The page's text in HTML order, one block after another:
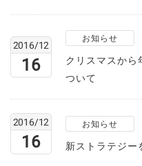
2016/12
16
お知らせ
クリスマスから
ついて
2016/12
16
お知らせ
新ストラテジー